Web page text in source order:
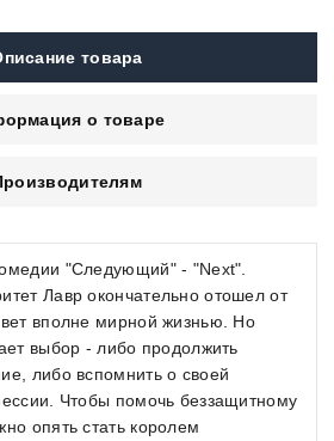
товара
о товаре
"Следующий" - "Next".
Лавр окончательно отошел от
вполне мирной жизнью. Но
выбор - либо продолжить
либо вспомнить о своей
Чтобы помочь беззащитному
опять стать королем